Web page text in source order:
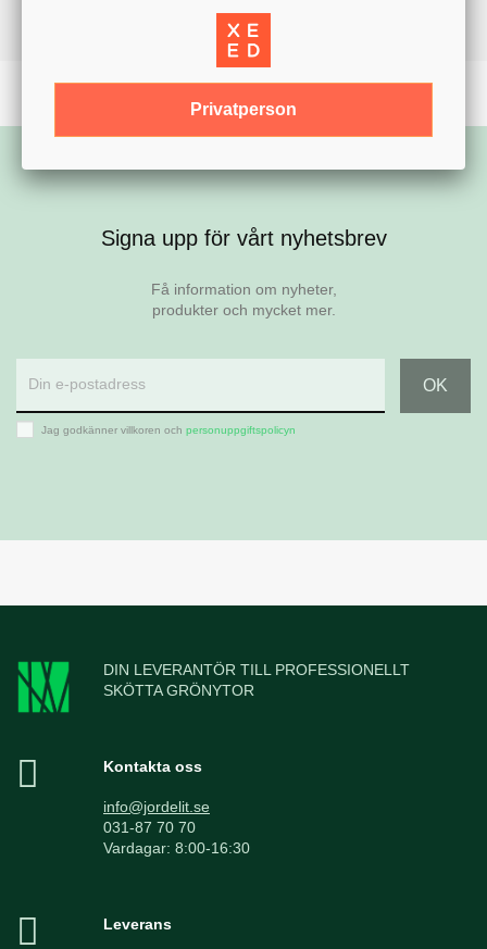
Signa upp för vårt nyhetsbrev
Få information om nyheter,
produkter och mycket mer.
Jag godkänner villkoren och personuppgiftspolicyn
DIN LEVERANTÖR TILL PROFESSIONELLT
SKÖTTA GRÖNYTOR
Kontakta oss
info@jordelit.se
031-87 70 70
Vardagar: 8:00-16:30
Leverans
Privatperson